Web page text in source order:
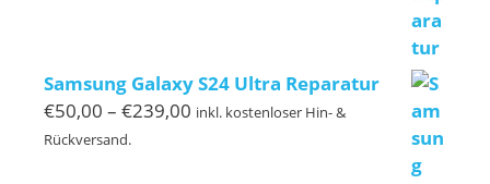
Samsung Galaxy S24 Ultra Reparatur
€50,00 – €239,00 Preisspanne:
inkl. kostenloser Hin- &
Rückversand.